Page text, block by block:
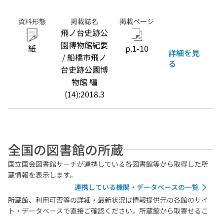
資料形態
紙
掲載誌名
飛ノ台史跡公
園博物館紀要
/ 船橋市飛ノ
台史跡公園博
物館 編
(14):2018.3
掲載ページ
p.1-10
詳細を見
る
全国の図書館の所蔵
国立国会図書館サーチが連携している各図書館等から取得した所
蔵情報を表示します。
連携している機関・データベースの一覧
所蔵館、利用可否等の詳細・最新状況は情報提供元の各館のサイ
ト・データベースで直接ご確認ください。所蔵館から取寄せるこ